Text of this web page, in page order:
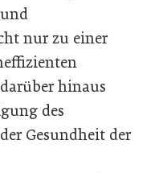
nur zu einer
hinaus
des
Gesundheit der